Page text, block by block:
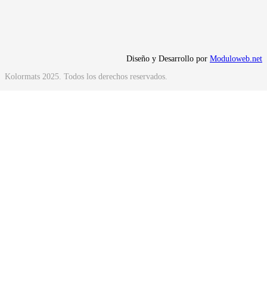
Kolormats 2025. Todos los derechos reservados.
Diseño y Desarrollo por Moduloweb.net